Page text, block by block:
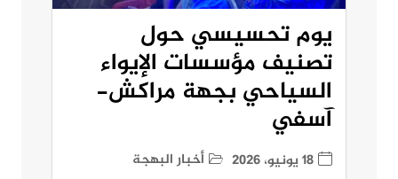
يوم تحسيسي حول
تصنيف مؤسسات الإيواء
السياحي بجهة مراكش-
آسفي
18 يونيو، 2026 أخبار البهجة